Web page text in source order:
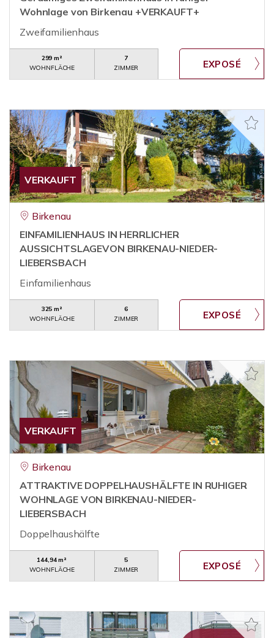
Wohnlage von Birkenau +VERKAUFT+
Zweifamilienhaus
299 m²
WOHNFLÄCHE
7
ZIMMER
VERKAUFT
Birkenau
EINFAMILIENHAUS IN HERRLICHER
AUSSICHTSLAGEVON BIRKENAU-NIEDER-
LIEBERSBACH
Einfamilienhaus
325 m²
WOHNFLÄCHE
6
ZIMMER
VERKAUFT
Birkenau
ATTRAKTIVE DOPPELHAUSHÄLFTE IN RUHIGER
WOHNLAGE VON BIRKENAU-NIEDER-
LIEBERSBACH
Doppelhaushälfte
144,94 m²
WOHNFLÄCHE
5
ZIMMER